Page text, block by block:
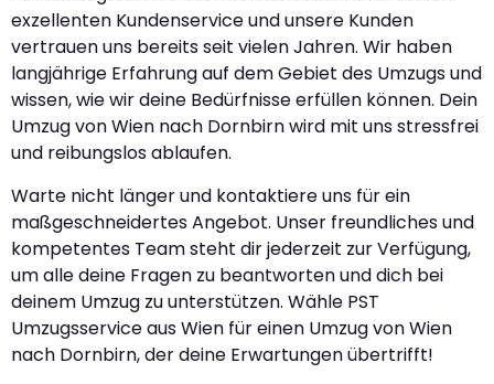
exzellenten Kundenservice und unsere Kunden
vertrauen uns bereits seit vielen Jahren. Wir haben
langjährige Erfahrung auf dem Gebiet des Umzugs und
wissen, wie wir deine Bedürfnisse erfüllen können. Dein
Umzug von Wien nach Dornbirn wird mit uns stressfrei
und reibungslos ablaufen.
Warte nicht länger und kontaktiere uns für ein
maßgeschneidertes Angebot. Unser freundliches und
kompetentes Team steht dir jederzeit zur Verfügung,
um alle deine Fragen zu beantworten und dich bei
deinem Umzug zu unterstützen. Wähle PST
Umzugsservice aus Wien für einen Umzug von Wien
nach Dornbirn, der deine Erwartungen übertrifft!